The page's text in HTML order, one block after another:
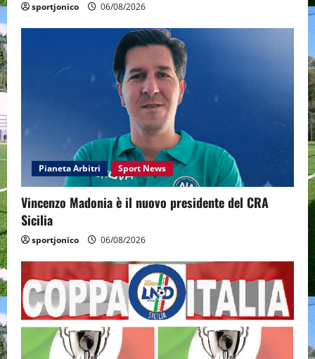
sportjonico 06/08/2026
Pianeta Arbitri Sport News
Vincenzo Madonia è il nuovo presidente del CRA
Sicilia
sportjonico 06/08/2026